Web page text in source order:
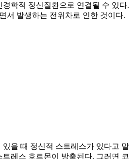
학적 정신질환으로 연결될 수 있다.
서 발생하는 전위차로 인한 것이다.
을 때 정신적 스트레스가 있다고 말
레스 호르몬이 방출된다. 그러면 코